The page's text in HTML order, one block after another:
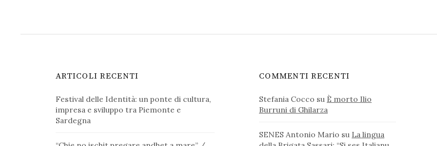
ARTICOLI RECENTI
Festival delle Identità: un ponte di cultura,
impresa e sviluppo tra Piemonte e
Sardegna
COMMENTI RECENTI
Stefania Cocco su È morto Ilio
Burruni di Ghilarza
SENES Antonio Mario su La lingua